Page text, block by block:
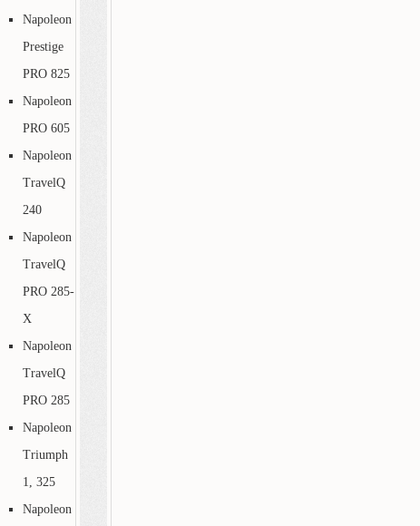
Napoleon
Prestige
PRO 825
Napoleon
PRO 605
Napoleon
TravelQ
240
Napoleon
TravelQ
PRO 285-
X
Napoleon
TravelQ
PRO 285
Napoleon
Triumph
1, 325
Napoleon